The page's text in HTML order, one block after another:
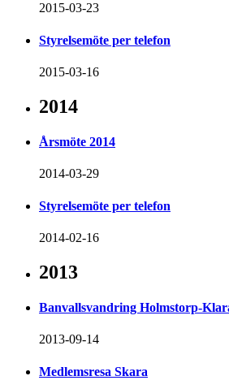
2015-03-23
Styrelsemöte per telefon
2015-03-16
2014
Årsmöte 2014
2014-03-29
Styrelsemöte per telefon
2014-02-16
2013
Banvallsvandring Holmstorp-
2013-09-14
Medlemsresa Skara